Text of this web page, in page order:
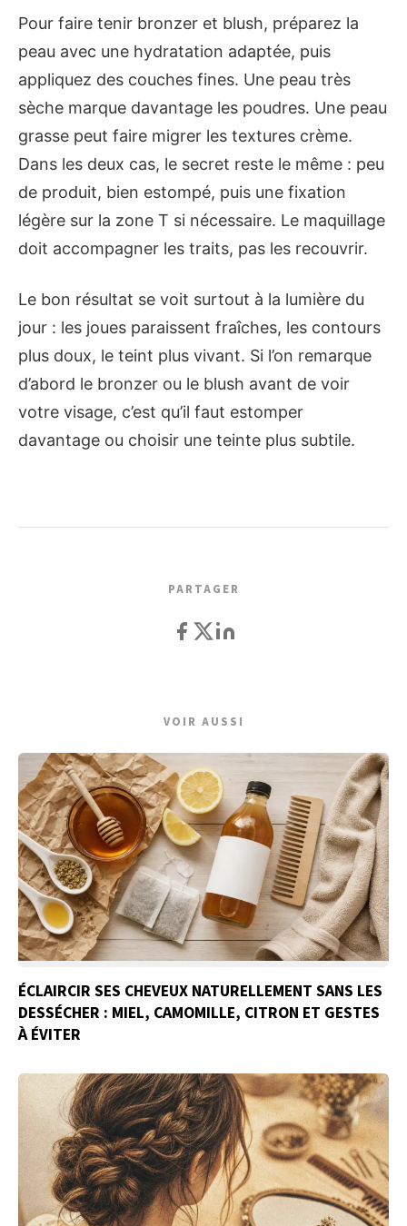
Pour faire tenir bronzer et blush, préparez la
peau avec une hydratation adaptée, puis
appliquez des couches fines. Une peau très
sèche marque davantage les poudres. Une peau
grasse peut faire migrer les textures crème.
Dans les deux cas, le secret reste le même : peu
de produit, bien estompé, puis une fixation
légère sur la zone T si nécessaire. Le maquillage
doit accompagner les traits, pas les recouvrir.
Le bon résultat se voit surtout à la lumière du
jour : les joues paraissent fraîches, les contours
plus doux, le teint plus vivant. Si l’on remarque
d’abord le bronzer ou le blush avant de voir
votre visage, c’est qu’il faut estomper
davantage ou choisir une teinte plus subtile.
PARTAGER
VOIR AUSSI
ÉCLAIRCIR SES CHEVEUX NATURELLEMENT SANS LES
DESSÉCHER : MIEL, CAMOMILLE, CITRON ET GESTES
À ÉVITER